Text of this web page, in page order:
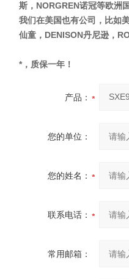
斯，NORGREN诺冠等欧洲
我们在美国也有公司，比如
仙童，DENISON丹尼逊，
*，质保一年！
产品：
您的单位：
您的姓名：
联系电话：
常用邮箱：